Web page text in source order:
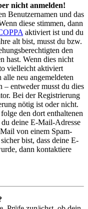
nicht anmelden!
Benutzernamen und das
diese stimmen, dann
aktiviert ist und du
alt bist, musst du bzw.
den
hast. Wenn dies nicht
vielleicht aktiviert
neu angemeldeten
– entweder musst du dies
Bei der Registrierung
nötig ist oder nicht.
den dort enthaltenen
deine E-Mail-Adresse
von einem Spam-
bist, dass deine E-
dann kontaktiere